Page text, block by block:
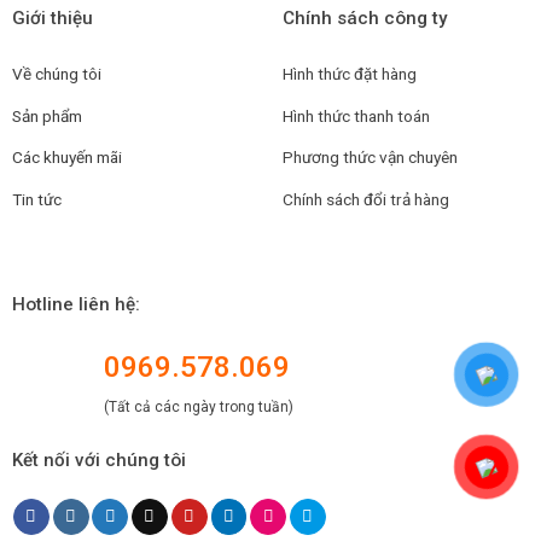
Giới thiệu
Về chúng tôi
Sản phẩm
Các khuyến mãi
Tin tức
Chính sách công ty
Hình thức đặt hàng
Hình thức thanh toán
Phương thức vận chuyên
Chính sách đổi trả hàng
Hotline liên hệ:
0969.578.069
(Tất cả các ngày trong tuần)
Kết nối với chúng tôi